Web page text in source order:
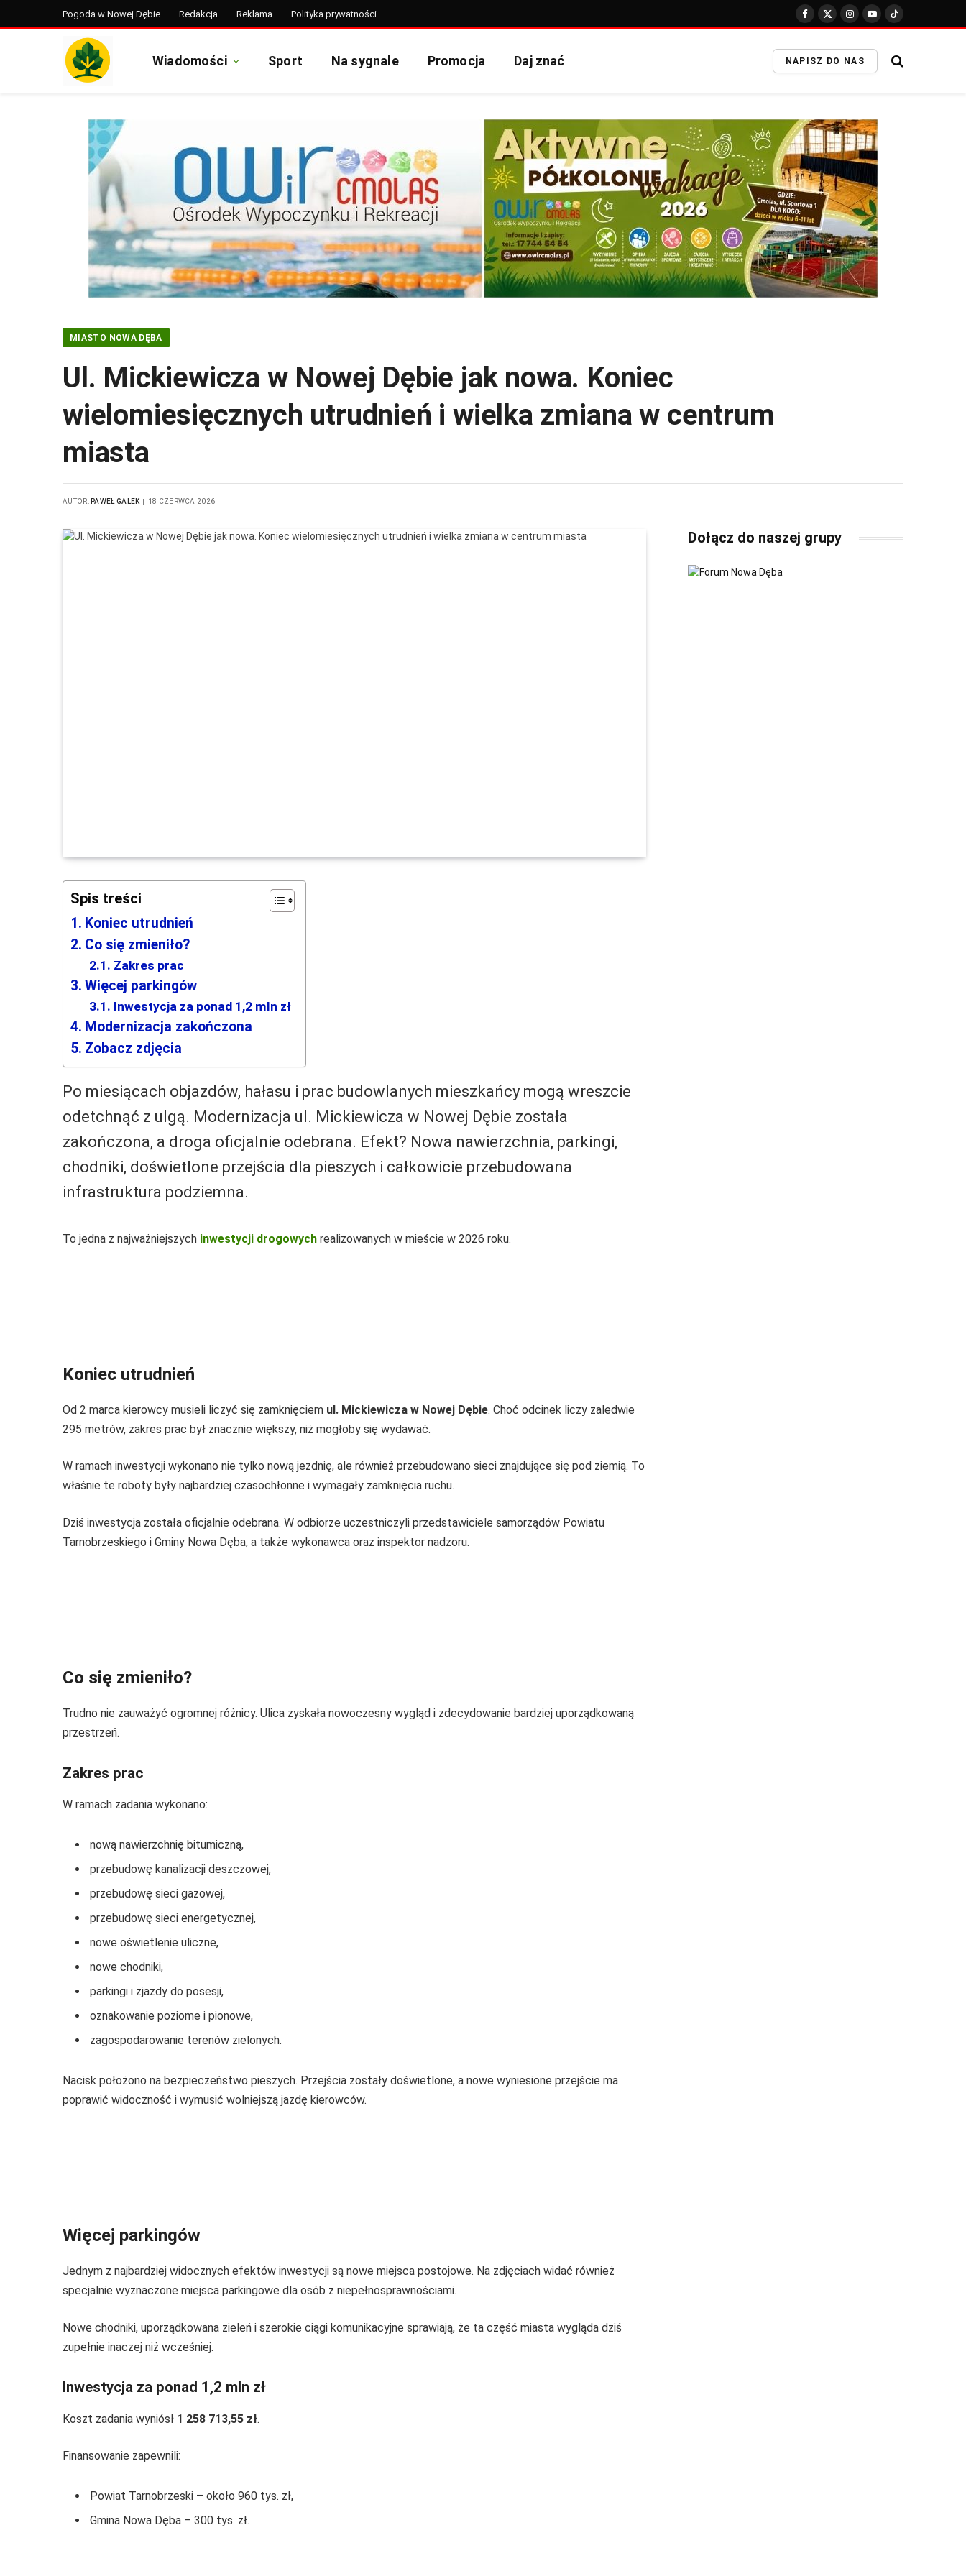
Pogoda w Nowej Dębie Redakcja Reklama Polityka prywatności
Facebook
X
Instagram
YouTube
Tik
Wiadomości Sport Na sygnale Promocja Daj znać NAPISZ DO NAS
MIASTO NOWA DĘBA
Ul. Mickiewicza w Nowej Dębie jak nowa. Koniec
wielomiesięcznych utrudnień i wielka zmiana w centrum
miasta
AUTOR: PAWEŁ GALEK 18 CZERWCA 2026
Spis treści
Koniec utrudnień
Co się zmieniło?
Zakres prac
Więcej parkingów
Inwestycja za ponad 1,2 mln zł
Modernizacja zakończona
Zobacz zdjęcia
Po miesiącach objazdów, hałasu i prac budowlanych mieszkańcy mogą wreszcie
odetchnąć z ulgą. Modernizacja ul. Mickiewicza w Nowej Dębie została
zakończona, a droga oficjalnie odebrana. Efekt? Nowa nawierzchnia, parkingi,
chodniki, doświetlone przejścia dla pieszych i całkowicie przebudowana
infrastruktura podziemna.
To jedna z najważniejszych inwestycji drogowych realizowanych w mieście w 2026 roku.
Koniec utrudnień
Od 2 marca kierowcy musieli liczyć się zamknięciem ul. Mickiewicza w Nowej Dębie. Choć odcinek liczy zaledwie
295 metrów, zakres prac był znacznie większy, niż mogłoby się wydawać.
W ramach inwestycji wykonano nie tylko nową jezdnię, ale również przebudowano sieci znajdujące się pod ziemią. To
właśnie te roboty były najbardziej czasochłonne i wymagały zamknięcia ruchu.
Dziś inwestycja została oficjalnie odebrana. W odbiorze uczestniczyli przedstawiciele samorządów Powiatu
Tarnobrzeskiego i Gminy Nowa Dęba, a także wykonawca oraz inspektor nadzoru.
Co się zmieniło?
Trudno nie zauważyć ogromnej różnicy. Ulica zyskała nowoczesny wygląd i zdecydowanie bardziej uporządkowaną
przestrzeń.
Zakres prac
W ramach zadania wykonano:
nową nawierzchnię bitumiczną,
przebudowę kanalizacji deszczowej,
przebudowę sieci gazowej,
przebudowę sieci energetycznej,
nowe oświetlenie uliczne,
nowe chodniki,
parkingi i zjazdy do posesji,
oznakowanie poziome i pionowe,
zagospodarowanie terenów zielonych.
Nacisk położono na bezpieczeństwo pieszych. Przejścia zostały doświetlone, a nowe wyniesione przejście ma
poprawić widoczność i wymusić wolniejszą jazdę kierowców.
Więcej parkingów
Jednym z najbardziej widocznych efektów inwestycji są nowe miejsca postojowe. Na zdjęciach widać również
specjalnie wyznaczone miejsca parkingowe dla osób z niepełnosprawnościami.
Nowe chodniki, uporządkowana zieleń i szerokie ciągi komunikacyjne sprawiają, że ta część miasta wygląda dziś
zupełnie inaczej niż wcześniej.
Inwestycja za ponad 1,2 mln zł
Koszt zadania wyniósł 1 258 713,55 zł.
Finansowanie zapewnili:
Powiat Tarnobrzeski – około 960 tys. zł,
Gmina Nowa Dęba – 300 tys. zł.
Dołącz do naszej grupy